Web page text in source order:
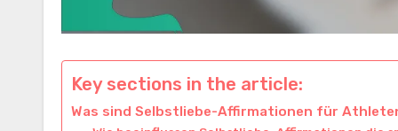
Key sections in the article:
Was sind Selbstliebe-Affirmationen für